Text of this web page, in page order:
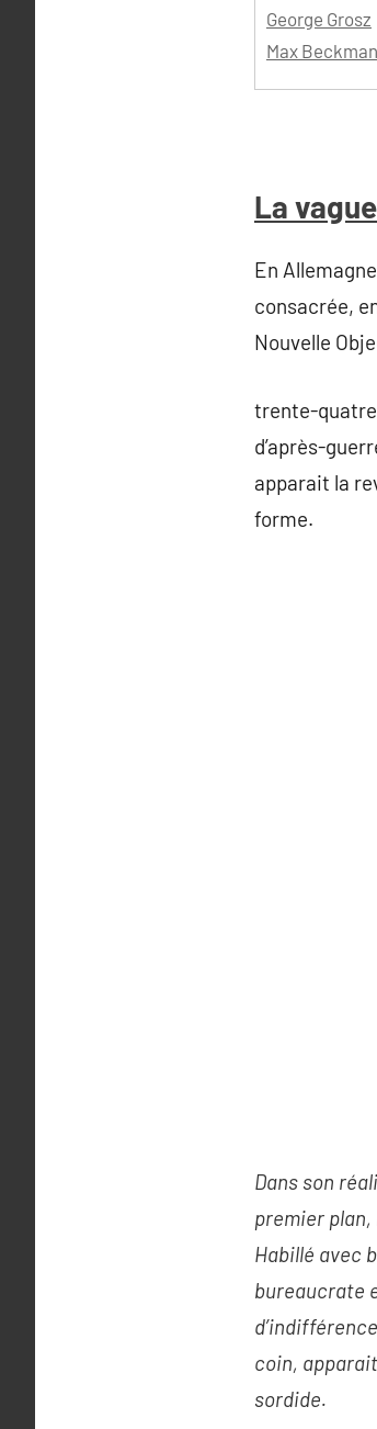
George Grosz
Max
La
En
consacrée,
Nouvelle
trente-quatre
d’après-
apparait la
forme.
Dans son
premier
Habillé avec
bureaucrate
coin,
sordide.